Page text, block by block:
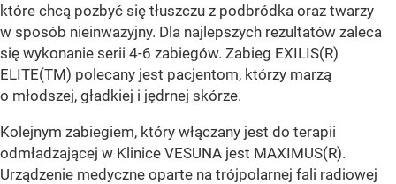
które chcą pozbyć się tłuszczu z podbródka oraz twarzy
w sposób nieinwazyjny. Dla najlepszych rezultatów zaleca
się wykonanie serii 4-6 zabiegów. Zabieg EXILIS(R)
ELITE(TM) polecany jest pacjentom, którzy marzą
o młodszej, gładkiej i jędrnej skórze.
Kolejnym zabiegiem, który włączany jest do terapii
odmładzającej w Klinice VESUNA jest MAXIMUS(R).
Urządzenie medyczne oparte na trójpolarnej fali radiowej